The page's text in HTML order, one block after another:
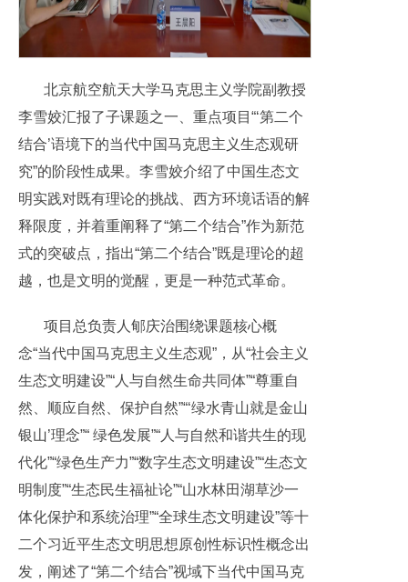
北京航空航天大学马克思主义学院副教授
李雪姣汇报了子课题之一、重点项目“‘第二个
结合’语境下的当代中国马克思主义生态观研
究”的阶段性成果。李雪姣介绍了中国生态文
明实践对既有理论的挑战、西方环境话语的解
释限度，并着重阐释了“第二个结合”作为新范
式的突破点，指出“第二个结合”既是理论的超
越，也是文明的觉醒，更是一种范式革命。
项目总负责人郇庆治围绕课题核心概
念“当代中国马克思主义生态观”，从“社会主义
生态文明建设”“人与自然生命共同体”“尊重自
然、顺应自然、保护自然”“‘绿水青山就是金山
银山’理念”“ 绿色发展”“人与自然和谐共生的现
代化”“绿色生产力”“数字生态文明建设”“生态文
明制度”“生态民生福祉论”“山水林田湖草沙一
体化保护和系统治理”“全球生态文明建设”等十
二个习近平生态文明思想原创性标识性概念出
发，阐述了“第二个结合”视域下当代中国马克